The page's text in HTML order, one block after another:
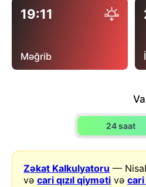
19:11
Məğrib
24 saat
Zəkat Kalkulyatoru —
vəcari qızıl qiyməti və